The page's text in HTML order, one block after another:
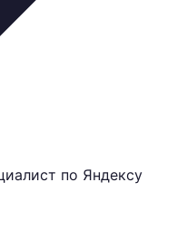
по Яндексу